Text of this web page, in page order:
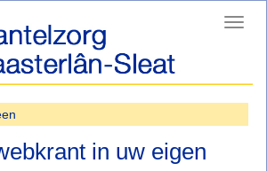
in uw eigen